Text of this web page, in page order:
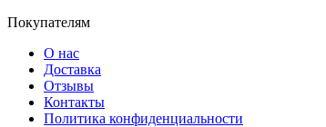
Покупателям
О нас
Доставка
Отзывы
Контакты
Политика конфиденциальности